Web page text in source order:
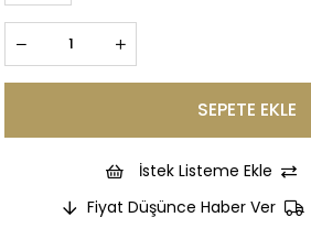
İstek Listeme Ekle
Fiyat Düşünce Haber Ver